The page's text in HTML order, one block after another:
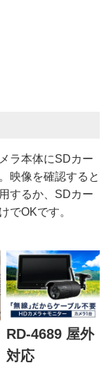
ラ本体にSDカー
映像を確認すると
するか、SDカー
でOKです。
RD-4689 屋外
対応